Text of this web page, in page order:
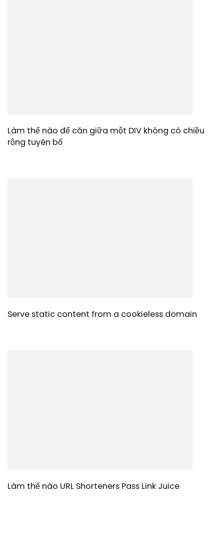
Làm thế nào để căn giữa một DIV không có chiều
rộng tuyên bố
Serve static content from a cookieless domain
Làm thế nào URL Shorteners Pass Link Juice